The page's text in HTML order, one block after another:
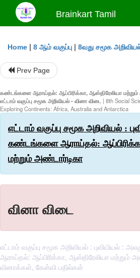
Brainkart Tamil
Home | 8 ஆம் வகுப்பு | 8வது சமூக
Prev Page
கண்டங்களை ஆராய்தல்: ஆப்பிரிக்கா, ஆஸ்திரேலியா மற்றும்
எட்டாம் வகுப்பு சமூக அறிவியல் - வினா விடை | 8th Social
Exploring Continents: Africa, Australia and Antarctica
எட்டாம் வகுப்பு சமூக அறிவியல் :
கண்டங்களை ஆராய்தல்:
மற்றும் அண்டார்டிகா
வினா விடை
எட்டாம் வகுப்பு சமூக அறிவியல் : புவியியல் :
ஆராய்தல்: ஆப்பிரிக்கா, ஆஸ்திரேலியா மற்றும்
வினாக்கள், கேள்வி பதில்கள்